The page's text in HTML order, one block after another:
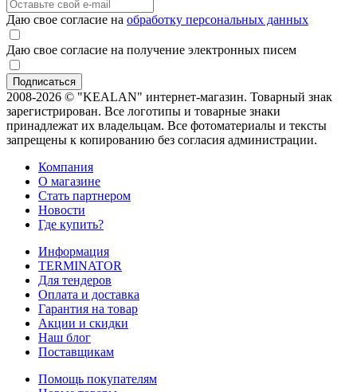
Даю свое согласие на обработку персональных данных
Даю свое согласие на получение электронных писем
2008-2026 © "KEALAN" интернет-магазин. Товарный знак
зарегистрирован. Все логотипы и товарные знаки
принадлежат их владельцам. Все фотоматериалы и тексты
запрещены к копированию без согласия администрации.
Компания
О магазине
Стать партнером
Новости
Где купить?
Информация
TERMINATOR
Для тендеров
Оплата и доставка
Гарантия на товар
Акции и скидки
Наш блог
Поставщикам
Помощь покупателям